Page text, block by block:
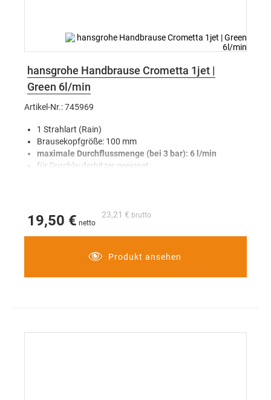
hansgrohe Handbrause Crometta 1jet |
Green 6l/min
Artikel-Nr.: 745969
1 Strahlart (Rain)
Brausekopfgröße: 100 mm
maximale Durchflussmenge (bei 3 bar): 6 l/min
für Durchlauferhitzer geeignet
23,21 €
19,50 €
Produkt ansehen